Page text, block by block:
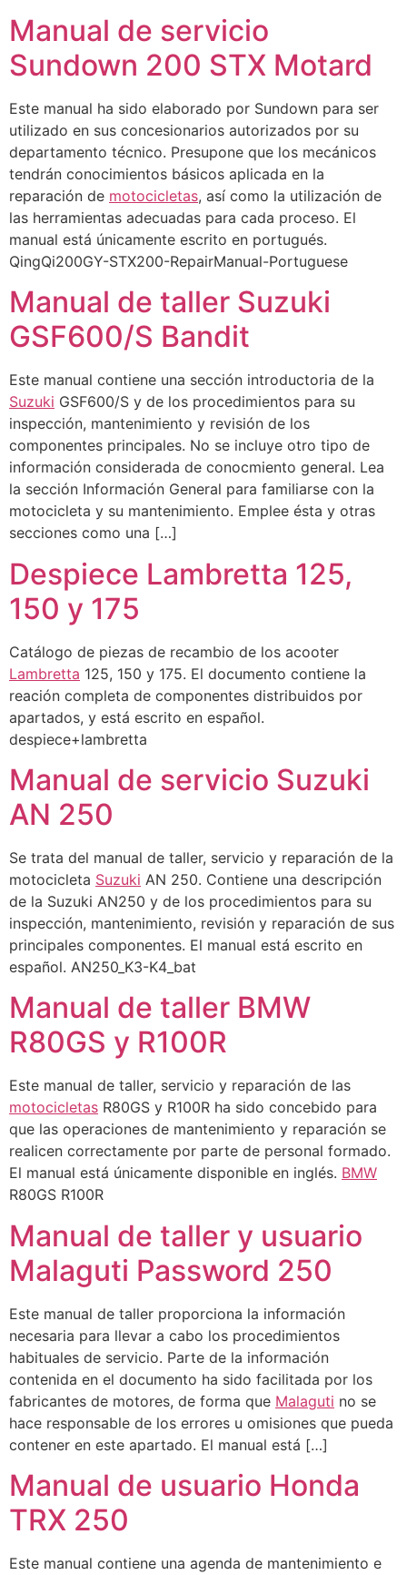
Manual de servicio
Sundown 200 STX Motard
Este manual ha sido elaborado por Sundown para ser
utilizado en sus concesionarios autorizados por su
departamento técnico. Presupone que los mecánicos
tendrán conocimientos básicos aplicada en la
reparación de motocicletas, así como la utilización de
las herramientas adecuadas para cada proceso. El
manual está únicamente escrito en portugués.
QingQi200GY-STX200-RepairManual-Portuguese
Manual de taller Suzuki
GSF600/S Bandit
Este manual contiene una sección introductoria de la
Suzuki GSF600/S y de los procedimientos para su
inspección, mantenimiento y revisión de los
componentes principales. No se incluye otro tipo de
información considerada de conocmiento general. Lea
la sección Información General para familiarse con la
motocicleta y su mantenimiento. Emplee ésta y otras
secciones como una […]
Despiece Lambretta 125,
150 y 175
Catálogo de piezas de recambio de los acooter
Lambretta 125, 150 y 175. El documento contiene la
reación completa de componentes distribuidos por
apartados, y está escrito en español.
despiece+lambretta
Manual de servicio Suzuki
AN 250
Se trata del manual de taller, servicio y reparación de la
motocicleta Suzuki AN 250. Contiene una descripción
de la Suzuki AN250 y de los procedimientos para su
inspección, mantenimiento, revisión y reparación de sus
principales componentes. El manual está escrito en
español. AN250_K3-K4_bat
Manual de taller BMW
R80GS y R100R
Este manual de taller, servicio y reparación de las
motocicletas R80GS y R100R ha sido concebido para
que las operaciones de mantenimiento y reparación se
realicen correctamente por parte de personal formado.
El manual está únicamente disponible en inglés. BMW
R80GS R100R
Manual de taller y usuario
Malaguti Password 250
Este manual de taller proporciona la información
necesaria para llevar a cabo los procedimientos
habituales de servicio. Parte de la información
contenida en el documento ha sido facilitada por los
fabricantes de motores, de forma que Malaguti no se
hace responsable de los errores u omisiones que pueda
contener en este apartado. El manual está […]
Manual de usuario Honda
TRX 250
Este manual contiene una agenda de mantenimiento e